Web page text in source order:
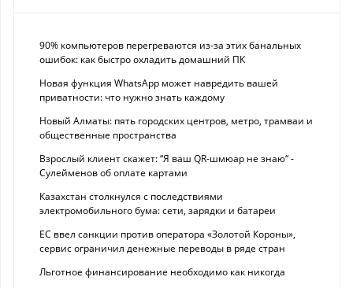
90% компьютеров перегреваются из-за этих банальных
ошибок: как быстро охладить домашний ПК
Новая функция WhatsApp может навредить вашей
приватности: что нужно знать каждому
Новый Алматы: пять городских центров, метро, трамваи и
общественные пространства
Взрослый клиент скажет: “Я ваш QR-шмюар не знаю“ -
Сулейменов об оплате картами
Казахстан столкнулся с последствиями
электромобильного бума: сети, зарядки и батареи
ЕС ввел санкции против оператора «Золотой Короны»,
сервис ограничил денежные переводы в ряде стран
Льготное финансирование необходимо как никогда